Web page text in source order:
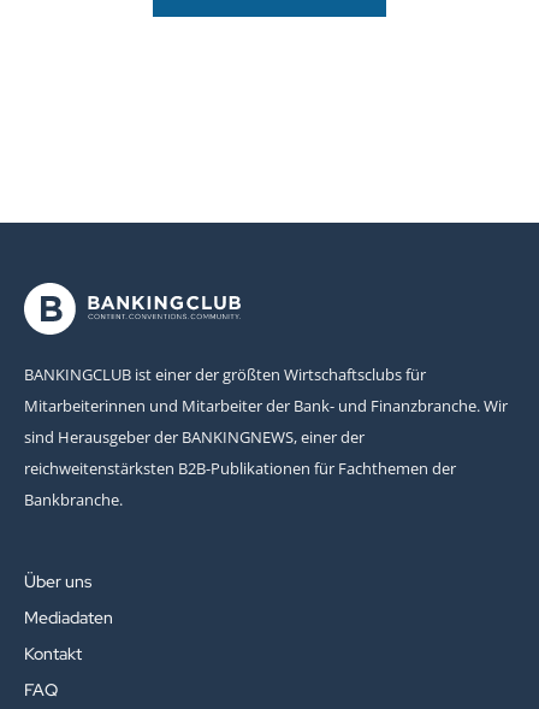
BANKINGCLUB ist einer der größten Wirtschaftsclubs für
Mitarbeiterinnen und Mitarbeiter der Bank- und Finanzbranche. Wir
sind Herausgeber der BANKINGNEWS, einer der
reichweitenstärksten B2B-Publikationen für Fachthemen der
Bankbranche.
Über uns
Mediadaten
Kontakt
FAQ